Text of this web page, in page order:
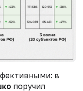
в
поручил